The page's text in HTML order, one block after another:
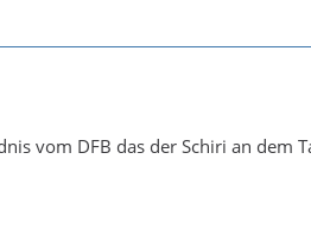
vom DFB das der Schiri an dem